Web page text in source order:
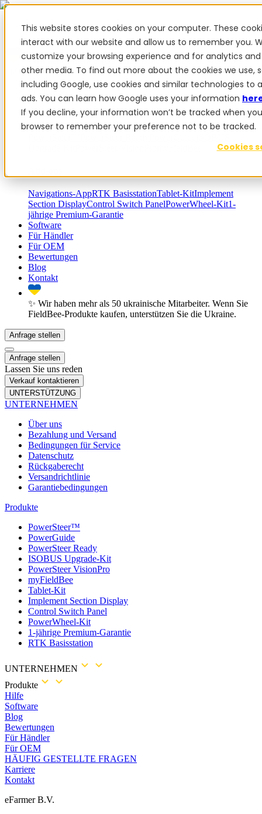
This website stores cookies on your computer. These
interact with our website and allow us to remember you.
customize your browsing experience and for analytics
other media. To find out more about the cookies we use,
including Google, use cookies and similar technologies
ads. You can learn how Google uses your information
If you decline, your information won’t be tracked when
browser to remember your preference not to be tracked.
Cookies
✨ Wir haben mehr als 50 ukrainische Mitarbeiter. Wenn Sie
FieldBee-Produkte kaufen, unterstützen Sie die Ukraine.
Produkte
Produkte
Navigations-AppRTK BasisstationTablet-KitImplement
Section DisplayControl Switch PanelPowerWheel-Kit1-
jährige Premium-Garantie
Software
Für Händler
Für OEM
Bewertungen
Blog
Kontakt
✨ Wir haben mehr als 50 ukrainische Mitarbeiter. Wenn Sie
FieldBee-Produkte kaufen, unterstützen Sie die Ukraine.
Anfrage stellen
Anfrage stellen
Lassen Sie uns reden
Verkauf kontaktieren
UNTERSTÜTZUNG
UNTERNEHMEN
Über uns
Bezahlung und Versand
Bedingungen für Service
Datenschutz
Rückgaberecht
Versandrichtlinie
Garantiebedingungen
Produkte
PowerSteer™
PowerGuide
PowerSteer Ready
ISOBUS Upgrade-Kit
PowerSteer VisionPro
myFieldBee
Tablet-Kit
Implement Section Display
Control Switch Panel
PowerWheel-Kit
1-jährige Premium-Garantie
RTK Basisstation
UNTERNEHMEN
Produkte
Hilfe
Software
Blog
Bewertungen
Für Händler
Für OEM
HÄUFIG GESTELLTE FRAGEN
Karriere
Kontakt
eFarmer B.V.